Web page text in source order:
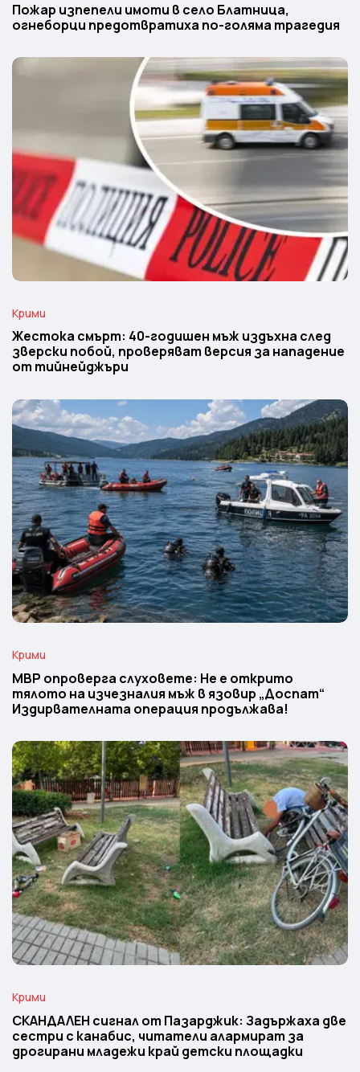
Пожар изпепели имоти в село Блатница,
огнеборци предотвратиха по-голяма трагедия
Крими
Жестока смърт: 40-годишен мъж издъхна след
зверски побой, проверяват версия за нападение
от тийнейджъри
Крими
МВР опроверга слуховете: Не е открито
тялото на изчезналия мъж в язовир „Доспат“
Издирвателната операция продължава!
Крими
СКАНДАЛЕН сигнал от Пазарджик: Задържаха две
сестри с канабис, читатели алармират за
дрогирани младежи край детски площадки